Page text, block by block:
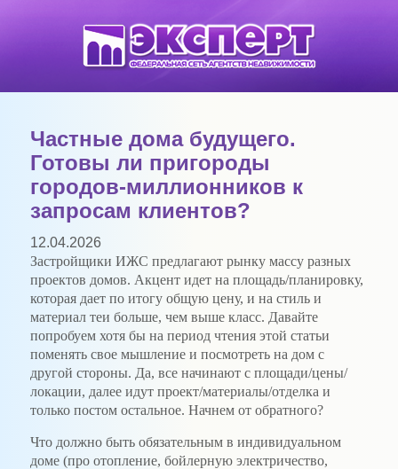
Частные дома будущего.
Готовы ли пригороды
городов-миллионников к
запросам клиентов?
12.04.2026
Застройщики ИЖС предлагают рынку массу разных
проектов домов. Акцент идет на площадь/планировку,
которая дает по итогу общую цену, и на стиль и
материал теи больше, чем выше класс. Давайте
попробуем хотя бы на период чтения этой статьи
поменять свое мышление и посмотреть на дом с
другой стороны. Да, все начинают с площади/цены/
локации, далее идут проект/материалы/отделка и
только постом остальное. Начнем от обратного?
Что должно быть обязательным в индивидуальном
доме (про отопление, бойлерную электричество,